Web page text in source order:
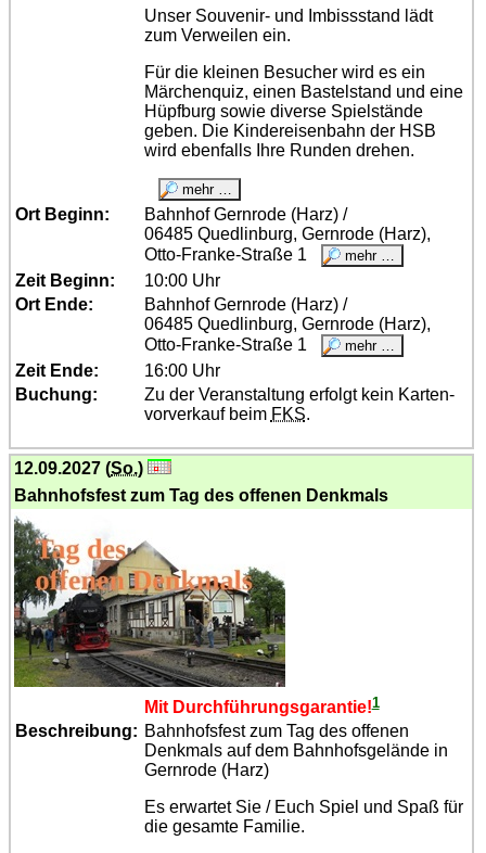
Unser Souvenir- und Imbissstand lädt
zum Verweilen ein.
Für die kleinen Besucher wird es ein
Märchenquiz, einen Bastelstand und eine
Hüpfburg sowie diverse Spielstände
geben. Die Kindereisenbahn der HSB
wird ebenfalls Ihre Runden drehen.
Ort Beginn:
Bahnhof Gernrode (Harz) /
06485 Quedlinburg, Gernrode (Harz),
Otto-Franke-Straße 1
Zeit Beginn:
10:00 Uhr
Ort Ende:
Bahnhof Gernrode (Harz) /
06485 Quedlinburg, Gernrode (Harz),
Otto-Franke-Straße 1
Zeit Ende:
16:00 Uhr
Buchung:
Zu der Veranstaltung erfolgt kein Karten­
vor­verkauf beim FKS.
12.09.2027 (So.)
Bahnhofsfest zum Tag des offenen Denkmals
Mit Durch­füh­rungs­garantie!1
Beschreibung: Bahnhofsfest zum Tag des offenen
Denkmals auf dem Bahnhofsgelände in
Gernrode (Harz)
Es erwartet Sie / Euch Spiel und Spaß für
die gesamte Familie.